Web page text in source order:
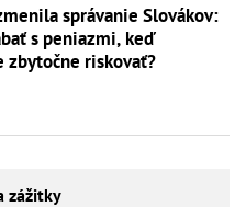
správanie Slovákov:
s peniazmi, keď
zbytočne riskovať?
zážitky